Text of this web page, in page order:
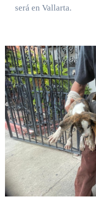
será en Vallarta.